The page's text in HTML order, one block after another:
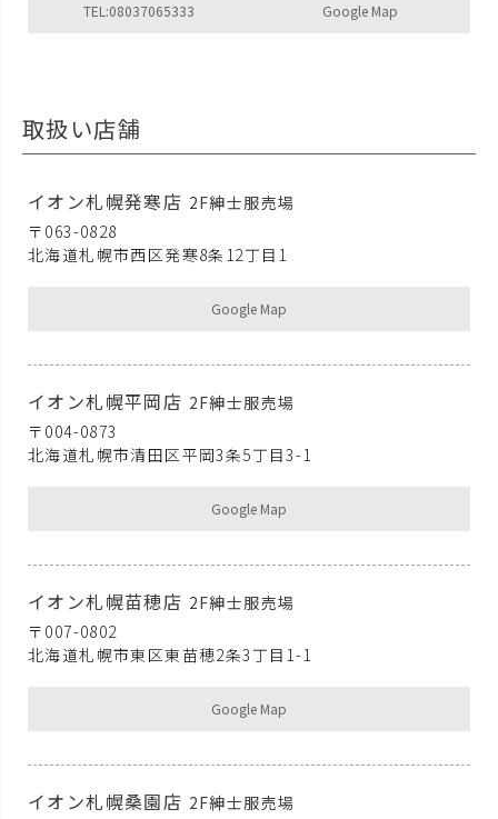
TEL:08037065333 Google Map
取扱い店舗
イオン札幌発寒店 2F紳士服売場
〒063-0828
北海道札幌市西区発寒8条12丁目1
Google Map
イオン札幌平岡店 2F紳士服売場
〒004-0873
北海道札幌市清田区平岡3条5丁目3-1
Google Map
イオン札幌苗穂店 2F紳士服売場
〒007-0802
北海道札幌市東区東苗穂2条3丁目1-1
Google Map
イオン札幌桑園店 2F紳士服売場